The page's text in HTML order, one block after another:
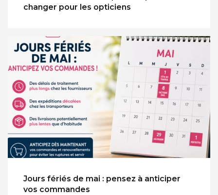
changer pour les opticiens
Jours fériés de mai : pensez à anticiper
vos commandes